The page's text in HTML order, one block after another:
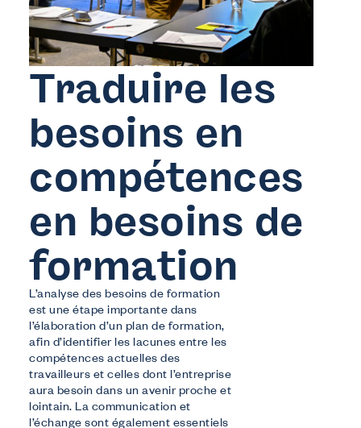
Traduire les
besoins en
compétences
en besoins de
formation
L’analyse des besoins de formation
est une étape importante dans
l’élaboration d’un plan de formation,
afin d’identifier les lacunes entre les
compétences actuelles des
travailleurs et celles dont l’entreprise
aura besoin dans un avenir proche et
lointain. La communication et
l’échange sont également essentiels